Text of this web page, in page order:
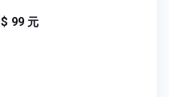
$ 99 元